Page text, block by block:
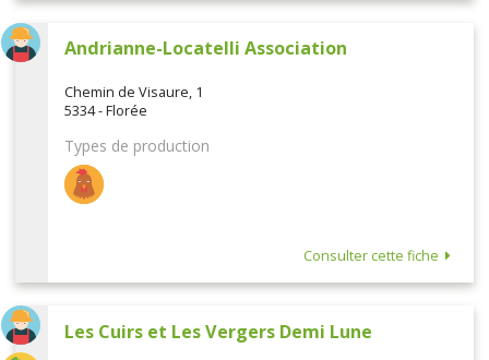
Andrianne-Locatelli Association
Chemin de Visaure, 1
5334 - Florée
Types de production
Consulter cette fiche
Les Cuirs et Les Vergers Demi Lune